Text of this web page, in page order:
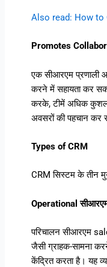
Also read: How to
Promotes
एक सीआरएम प्रणाली
करने में सहायता कर
करके, टीमें अधिक
अवसरों की पहचान कर
Types of CRM
CRM सिस्टम के तीन
Operational
परिचालन सीआरएम
जैसी ग्राहक-सामना
केंद्रित करता है। यह